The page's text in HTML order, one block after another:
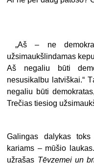
„Aš – ne
užsimaukšlindamas
Aš negaliu būti
nesusikalbu latviškai.“
negaliu būti
Trečias tiesiog
Galingas dalykas
kariams – mūšio
užrašas Tēvzemei un